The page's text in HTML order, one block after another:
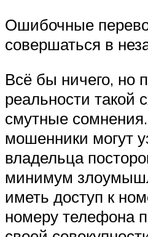
Ошибочные
совершаться в
Всё бы ничего, но
реальности такой
смутные
мошенники могут
владельца
минимум
иметь доступ к
номеру телефона